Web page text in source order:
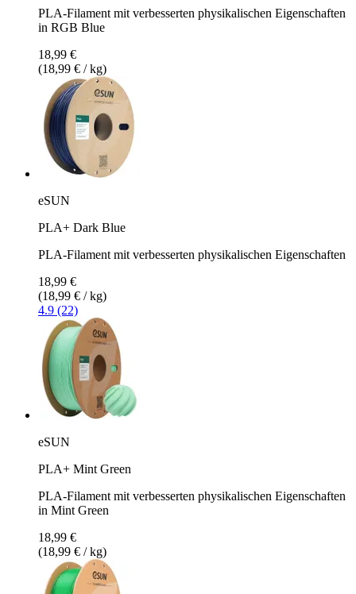
PLA-Filament mit verbesserten physikalischen Eigenschaften
in RGB Blue
18,99 €
(18,99 € / kg)
eSUN
PLA+ Dark Blue
PLA-Filament mit verbesserten physikalischen Eigenschaften
18,99 €
(18,99 € / kg)
4.9 (22)
eSUN
PLA+ Mint Green
PLA-Filament mit verbesserten physikalischen Eigenschaften
in Mint Green
18,99 €
(18,99 € / kg)